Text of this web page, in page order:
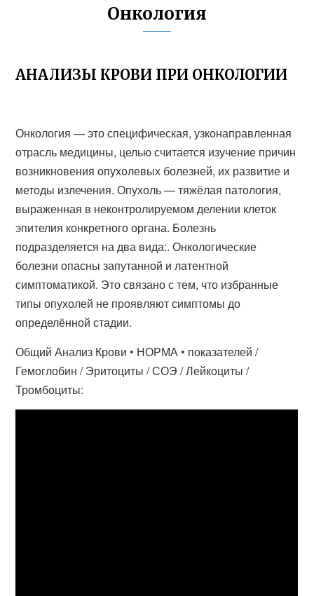
Онкология
АНАЛИЗЫ КРОВИ ПРИ ОНКОЛОГИИ
Онкология — это специфическая, узконаправленная
отрасль медицины, целью считается изучение причин
возникновения опухолевых болезней, их развитие и
методы излечения. Опухоль — тяжёлая патология,
выраженная в неконтролируемом делении клеток
эпителия конкретного органа. Болезнь
подразделяется на два вида:. Онкологические
болезни опасны запутанной и латентной
симптоматикой. Это связано с тем, что избранные
типы опухолей не проявляют симптомы до
определённой стадии.
Общий Анализ Крови • НОРМА • показателей /
Гемоглобин / Эритоциты / СОЭ / Лейкоциты /
Тромбоциты: